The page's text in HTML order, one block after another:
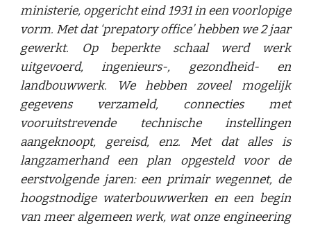
ministerie, opgericht eind 1931 in een voorlopige
vorm. Met dat ‘prepatory office’ hebben we 2 jaar
gewerkt. Op beperkte schaal werd werk
uitgevoerd, ingenieurs-, gezondheid- en
landbouwwerk. We hebben zoveel mogelijk
gegevens verzameld, connecties met
vooruitstrevende technische instellingen
aangeknoopt, gereisd, enz. Met dat alles is
langzamerhand een plan opgesteld voor de
eerstvolgende jaren: een primair wegennet, de
hoogstnodige waterbouwwerken en een begin
van meer algemeen werk, wat onze engineering